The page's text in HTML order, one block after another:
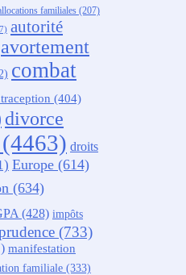
familiales (207)
autorité
avortement
combat
(404)
divorce
(4463) droits
Europe (614)
(634)
(428) impôts
(733)
manifestation
familiale (333)